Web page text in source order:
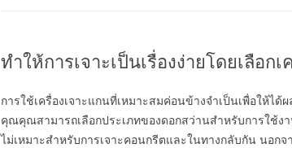
ทำให้การเจาะเป็นเรื่องง่ายโดยเลือก
การใช้เครื่องเจาะแกนที่เหมาะสมค่อนข้างจำเป็นเพื่อให้ไ
คุณคุณสามารถเลือกประเภทของดอกสว่านสำหรับการใช้ง
ไม่เหมาะสำหรับการเจาะคอนกรีตและในทางกลับกัน นอก